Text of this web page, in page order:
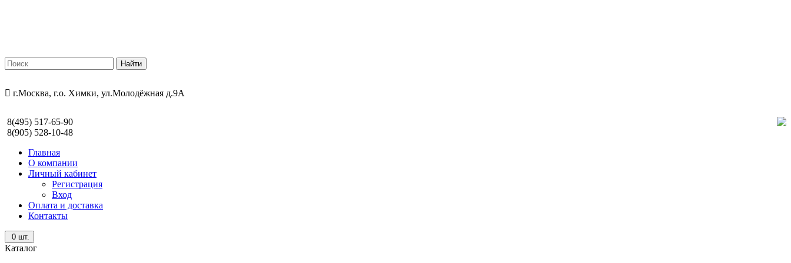
г.Москва, г.о. Химки, ул.Молодёжная д.9А
8(495) 517-65-90
8(905) 528-10-48
Главная
О компании
Личный кабинет
Регистрация
Вход
Оплата и доставка
Контакты
0 шт.
Каталог